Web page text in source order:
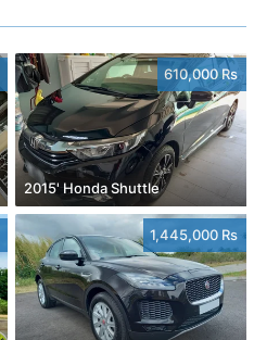
610,000 Rs
2015' Honda Shuttle
1,445,000 Rs